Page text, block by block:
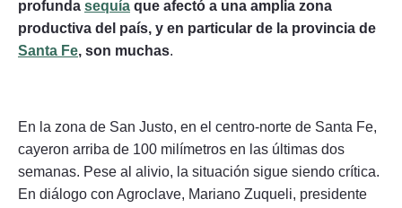
profunda sequía que afectó a una amplia zona
productiva del país, y en particular de la provincia de
Santa Fe, son muchas.
En la zona de San Justo, en el centro-norte de Santa Fe,
cayeron arriba de 100 milímetros en las últimas dos
semanas. Pese al alivio, la situación sigue siendo crítica.
En diálogo con Agroclave, Mariano Zuqueli, presidente